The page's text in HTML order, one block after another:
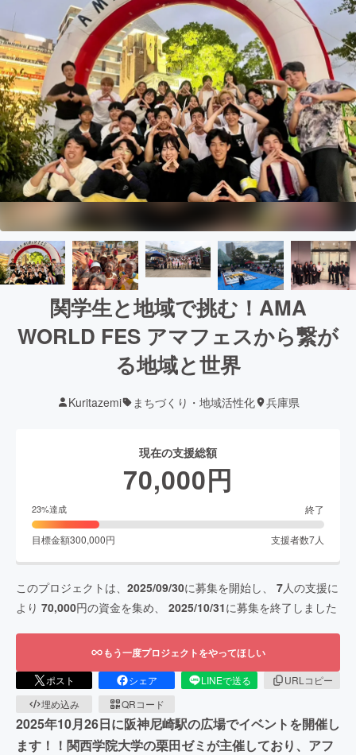
関学生と地域で挑む！AMA
WORLD FES アマフェスから繋が
る地域と世界
Kuritazemi まちづくり・地域活性化 兵庫県
現在の支援総額
70,000円
23%達成 終了
目標金額300,000円 支援者数7人
このプロジェクトは、 2025/09/30に募集を開始し、 7人の支援に
より 70,000円の資金を集め、 2025/10/31に募集を終了しました
もう一度プロジェクトをやってほしい
ポスト シェア LINEで送る
URLコピー
埋め込み
QRコード
2025年10月26日に阪神尼崎駅の広場でイベントを開催し
ます！！関西学院大学の栗田ゼミが主催しており、アフ